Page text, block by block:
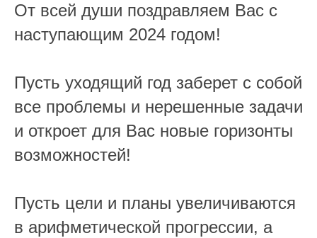
От всей души поздравляем Вас с
наступающим 2024 годом!
Пусть уходящий год заберет с собой
все проблемы и нерешенные задачи
и откроет для Вас новые горизонты
возможностей!
Пусть цели и планы увеличиваются
в арифметической прогрессии, а